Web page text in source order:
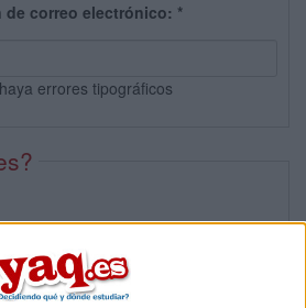
correo electrónico: *
errores tipográficos